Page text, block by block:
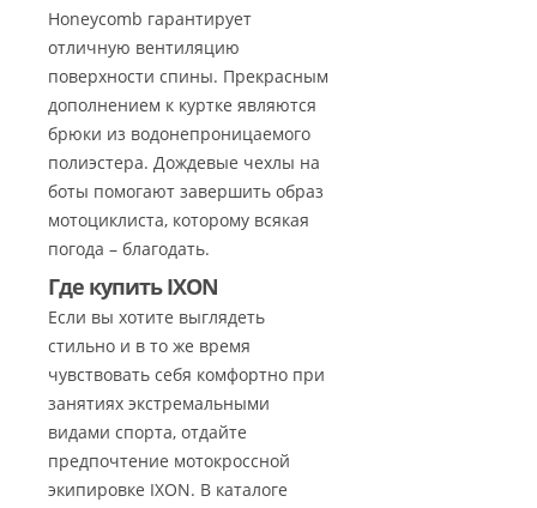
Honeycomb гарантирует
отличную вентиляцию
поверхности спины. Прекрасным
дополнением к куртке являются
брюки из водонепроницаемого
полиэстера. Дождевые чехлы на
боты помогают завершить образ
мотоциклиста, которому всякая
погода – благодать.
Где купить IXON
Если вы хотите выглядеть
стильно и в то же время
чувствовать себя комфортно при
занятиях экстремальными
видами спорта, отдайте
предпочтение мотокроссной
экипировке IXON. В каталоге